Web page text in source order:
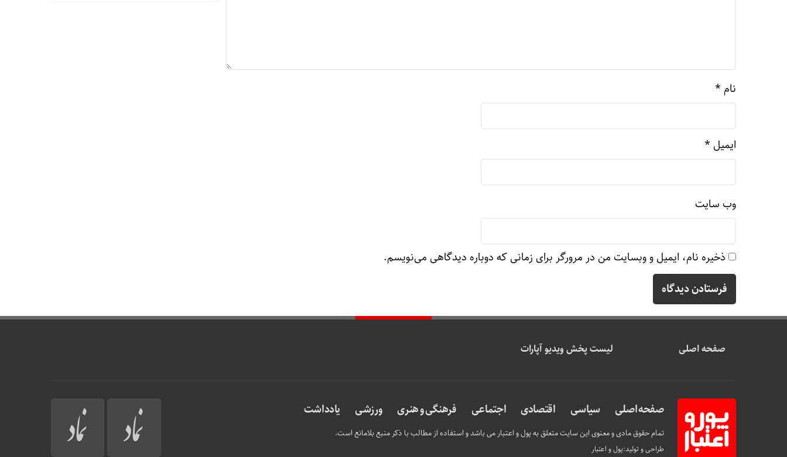
نام *
ایمیل *
وب‌ سایت
ذخیره نام، ایمیل و وبسایت من در مرورگر برای زمانی که دوباره دیدگاهی می‌نویسم.
صفحه اصلی لیست پخش ویدیو آپارات
صفحه اصلی سیاسی اقتصادی اجتماعی فرهنگی و هنری ورزشی یادداشت
تمام حقوق مادی و معنوی این سایت متعلق به پول و اعتبار می باشد و استفاده از مطالب با ذکر منبع بلامانع است.
طراحی و تولید:پول و اعتبار